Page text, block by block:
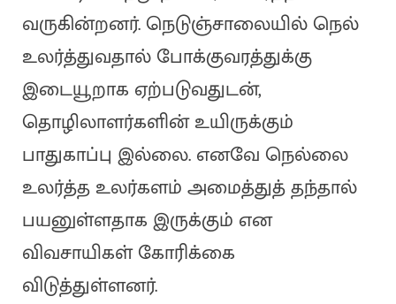
வருகின்றனர். நெடுஞ்சாலையில் நெல்
உலர்த்துவதால் போக்குவரத்துக்கு
இடையூறாக ஏற்படுவதுடன்,
தொழிலாளர்களின் உயிருக்கும்
பாதுகாப்பு இல்லை. எனவே நெல்லை
உலர்த்த உலர்களம் அமைத்துத் தந்தால்
பயனுள்ளதாக இருக்கும் என
விவசாயிகள் கோரிக்கை
விடுத்துள்ளனர்.